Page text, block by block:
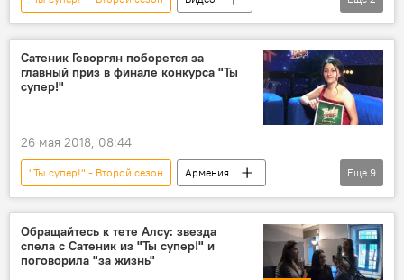
Мультимедиа
конкурс "Ты супер!"
Сатеник Геворгян поборется за
главный приз в финале конкурса "Ты
супер!"
26 мая 2018, 08:44
"Ты супер!" - Второй сезон
Армения
В мире
Россия
Культура
борьба
финал
приз
участница
Победа
Еще 9
Обращайтесь к тете Алсу: звезда
спела с Сатеник из "Ты супер!" и
поговорила "за жизнь"